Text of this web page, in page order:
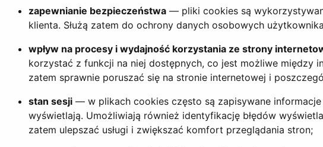
zapewnianie bezpieczeństwa — pliki cookies są
klienta. Służą zatem do ochrony danych osobowych
wpływ na procesy i wydajność korzystania ze strony
korzystać z funkcji na niej dostępnych, co jest możliwe między
zatem sprawnie poruszać się na stronie internetowej i
stan sesji — w plikach cookies często są zapisywane
wyświetlają. Umożliwiają również identyfikację błędów
zatem ulepszać usługi i zwiększać komfort przeglądania stron;